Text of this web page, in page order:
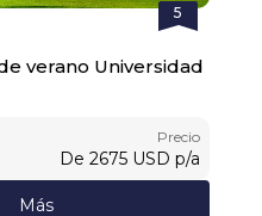
5
verano Universidad
Precio
De 2675 USD p/a
Más